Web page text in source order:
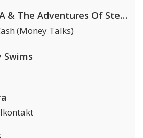
PAWSA & The Adventures Of Stevie V
(Money Talks)
Swims